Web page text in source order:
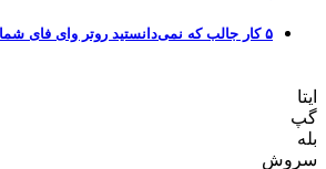
۵ کار جالب که نمی‌دانستید روتر وای فای شما می‌تواند انجام دهد
ایتا
گپ
بله
سروش